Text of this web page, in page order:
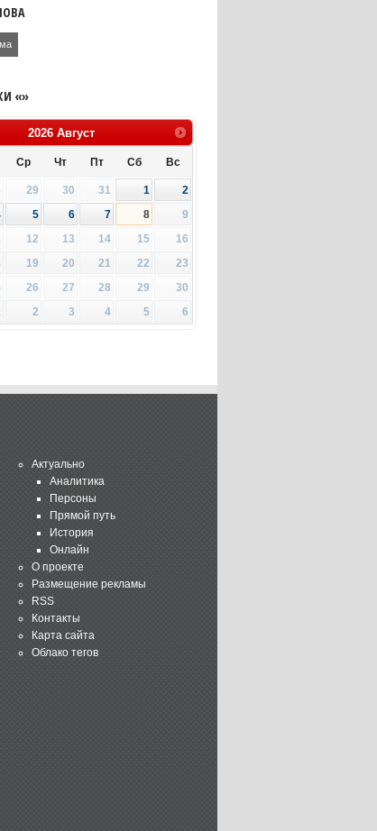
«»
2026 Август
Ср Чт Пт Сб Вс
29 30 31 1
2
5 6 7 8
9
12 13 14 15
16
19 20 21 22
23
26 27 28 29
30
2 3 4 5 6
Актуально
Аналитика
Персоны
Прямой путь
История
Онлайн
О проекте
Размещение рекламы
RSS
Контакты
Карта сайта
Облако тегов